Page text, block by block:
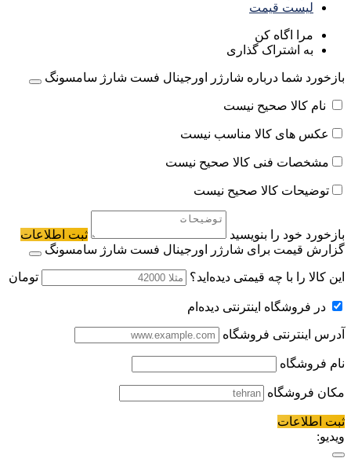
لیست قیمت
مرا اگاه کن
به اشتراک گذاری
بازخورد شما درباره شارژر اورجینال فست شارژ سامسونگ
نام کالا صحیح نیست
عکس های کالا مناسب نیست
مشخصات فنی کالا صحیح نیست
توضیحات کالا صحیح نیست
بازخورد خود را بنویسید
ثبت اطلاعات
گزارش قیمت برای شارژر اورجینال فست شارژ سامسونگ
این کالا را با چه قیمتی دیده‌اید؟ تومان
در فروشگاه اینترنتی دیده‌ام
آدرس اینترنتی فروشگاه
نام فروشگاه
مکان فروشگاه
ثبت اطلاعات
ویدیو: